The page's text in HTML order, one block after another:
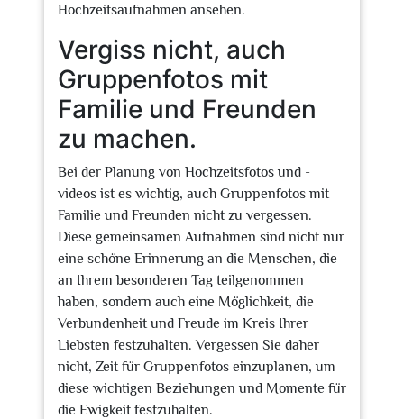
Hochzeitsaufnahmen ansehen.
Vergiss nicht, auch
Gruppenfotos mit
Familie und Freunden
zu machen.
Bei der Planung von Hochzeitsfotos und -
videos ist es wichtig, auch Gruppenfotos mit
Familie und Freunden nicht zu vergessen.
Diese gemeinsamen Aufnahmen sind nicht nur
eine schöne Erinnerung an die Menschen, die
an Ihrem besonderen Tag teilgenommen
haben, sondern auch eine Möglichkeit, die
Verbundenheit und Freude im Kreis Ihrer
Liebsten festzuhalten. Vergessen Sie daher
nicht, Zeit für Gruppenfotos einzuplanen, um
diese wichtigen Beziehungen und Momente für
die Ewigkeit festzuhalten.